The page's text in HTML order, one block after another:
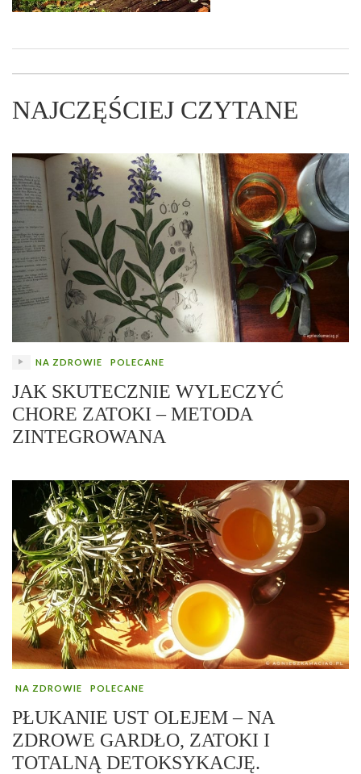
NAJCZĘŚCIEJ CZYTANE
NA ZDROWIE POLECANE
JAK SKUTECZNIE WYLECZYĆ
CHORE ZATOKI – METODA
ZINTEGROWANA
NA ZDROWIE POLECANE
PŁUKANIE UST OLEJEM – NA
ZDROWE GARDŁO, ZATOKI I
TOTALNĄ DETOKSYKACJĘ.